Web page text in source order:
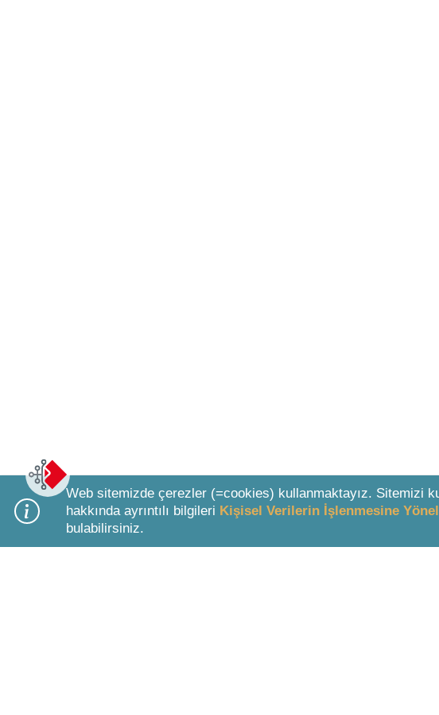
Bottom Search Toolbar Highlight Text
Web sitemizde çerezler (=cookies) kullanmaktayız. Sitemizi
hakkında ayrıntılı bilgileri Kişisel Verilerin İşlenmesine
bulabilirsiniz.